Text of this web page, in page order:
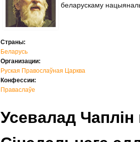
беларускаму
Страны:
Беларусь
Организации:
Руская Правослаўная Царква
Конфессии:
Праваслаўе
Усевалад